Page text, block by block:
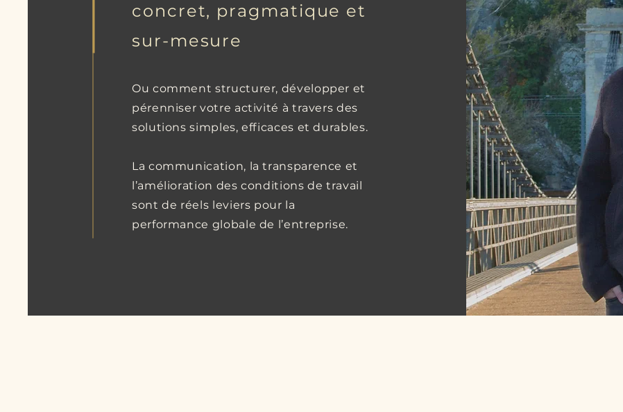
concret, pragmatique et
sur-mesure
Ou comment structurer, développer et
pérenniser votre activité à travers des
solutions simples, efficaces et durables.
​La communication, la transparence et
l’amélioration des conditions de travail
sont de réels leviers pour la
performance globale de l’entreprise.